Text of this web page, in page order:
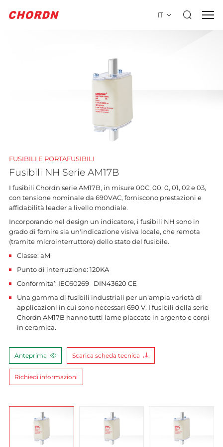
IT
FUSIBILI E PORTAFUSIBILI
Fusibili NH Serie AM17B
I fusibili Chordn serie AM17B, in misure 00C, 00, 0, 01, 02 e 03,
con tensione nominale da 690VAC, forniscono prestazioni e
affidabilità leader a livello mondiale.
Incorporando nel design un indicatore, i fusibili NH sono in
grado di fornire sia un'indicazione visiva locale, che remota
(tramite microinterruttore) dello stato del fusibile.
Classe: aM
Punto di interruzione: 120KA
Conformita’: IEC60269 DIN43620 CE
Una gamma di fusibili industriali per un'ampia varietà di
applicazioni in cui sono necessari 690 V. I fusibili della serie
Chordn AM17B hanno tutti lame placcate in argento e corpi
in ceramica.
Anteprima Scarica scheda tecnica
Richiedi informazioni